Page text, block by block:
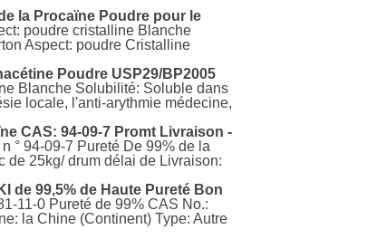
la Procaïne Poudre pour le
poudre cristalline Blanche
Aspect: poudre Cristalline
Poudre USP29/BP2005
Blanche Solubilité: Soluble dans
locale, l'anti-arythmie médecine,
CAS: 94-09-7 Promt Livraison -
° 94-09-7 Pureté De 99% de la
de 25kg/ drum délai de Livraison:
de 99,5% de Haute Pureté Bon
11-0 Pureté de 99% CAS No.:
la Chine (Continent) Type: Autre